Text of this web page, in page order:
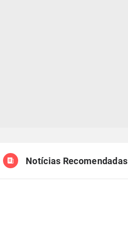
Notícias Recomendadas